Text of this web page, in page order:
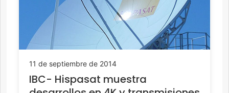
11 de septiembre de 2014
IBC- Hispasat muestra